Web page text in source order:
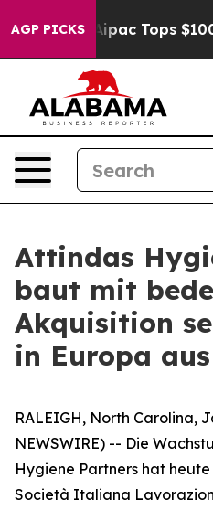
AGP PICKS
her Aipac Tops $100
Attindas
baut mit
Akquisition
in Europa aus
RALEIGH, North Carolina,
NEWSWIRE) -- Die
Hygiene Partners hat
Società Italiana